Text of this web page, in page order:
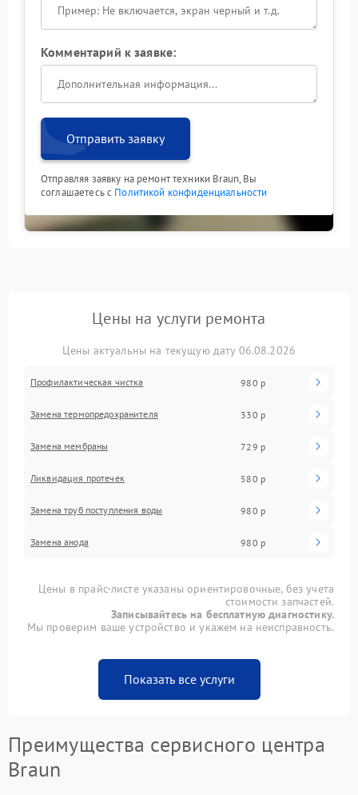
Комментарий к заявке:
Отправить заявку
Отправляя заявку на ремонт техники Braun, Вы
соглашаетесь с Политикой конфиденциальности
Цены на услуги ремонта
Цены актуальны на текущую дату 06.08.2026
Профилактическая чистка 980 р
Замена термопредохранителя 330 р
Замена мембраны 729 р
Ликвидация протечек 580 р
Замена труб поступления воды 980 р
Замена анода 980 р
Цены в прайс-листе указаны ориентировочные, без учета
стоимости запчастей.
Записывайтесь на бесплатную диагностику.
Мы проверим ваше устройство и укажем на неисправность.
Показать все услуги
Преимущества сервисного центра
Braun